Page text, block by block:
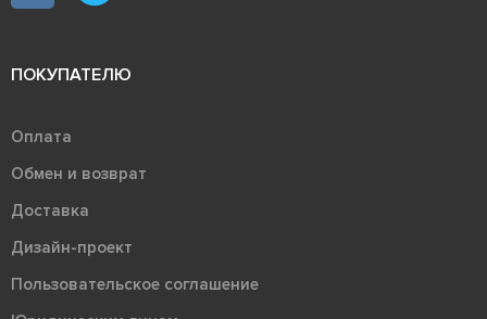
ПОКУПАТЕЛЮ
Оплата
Обмен и возврат
Доставка
Дизайн-проект
Пользовательское соглашение